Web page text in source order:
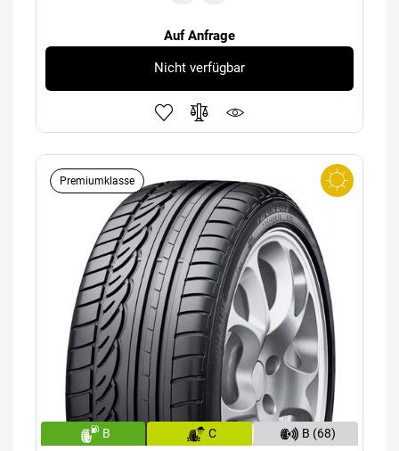
Auf Anfrage
Nicht verfügbar
Premiumklasse
B C B (68)